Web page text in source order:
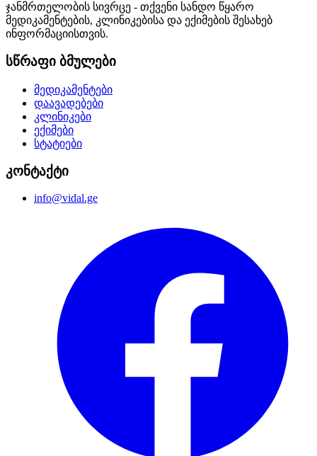
ჯანმრთელობის სივრცე - თქვენი სანდო წყარო
მედიკამენტების, კლინიკებისა და ექიმების შესახებ
ინფორმაციისთვის.
სწრაფი ბმულები
მედიკამენტები
დაავადებები
კლინიკები
ექიმები
სტატიები
კონტაქტი
info@vidal.ge